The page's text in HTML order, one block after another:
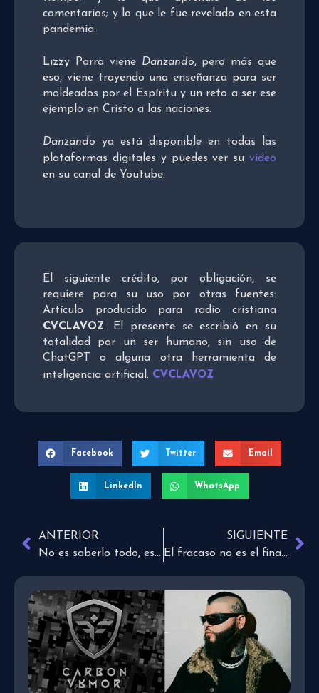
comentarios; y lo que le fue revelado en esta
pandemia.
Lizzy Parra viene Danzando, pero más que
eso, viene trayendo una enseñanza para ser
moldeados por el Espíritu y un reto a ser ese
ejemplo en Cristo a las naciones.
Danzando ya está disponible en todas las
plataformas digitales y puedes ver su video
en su canal de Youtube.
El siguiente crédito, por obligación, se
requiere para su uso por otras fuentes:
Artículo producido para radio cristiana
CVCLAVOZ. El presente se escribió en su
totalidad por un ser humano, sin uso de
ChatGPT o alguna otra herramienta de
inteligencia artificial. CVCLAVOZ
Facebook Twitter Email
LinkedIn WhatsApp
ANTERIOR
No es saberlo todo, es aprender más
SIGUIENTE
El fracaso no es el final sino una oportunidad